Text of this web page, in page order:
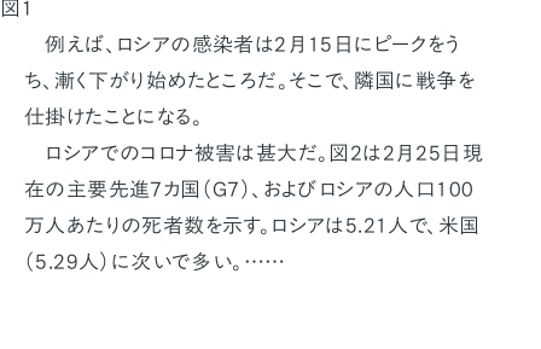
図１
例えば、ロシアの感染者は2月15日にピークをう
ち、漸く下がり始めたところだ。そこで、隣国に戦争を
仕掛けたことになる。
ロシアでのコロナ被害は甚大だ。図2は2月25日現
在の主要先進7カ国（G7）、およびロシアの人口100
万人あたりの死者数を示す。ロシアは5.21人で、米国
（5.29人）に次いで多い。……